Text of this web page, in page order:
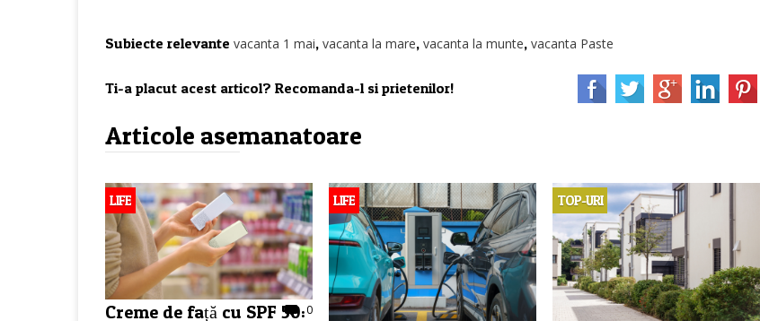
Subiecte relevante vacanta 1 mai, vacanta la mare, vacanta la munte, vacanta Paste
Ti-a placut acest articol? Recomanda-l si prietenilor!
Articole asemanatoare
LIFE
0
Creme de față cu SPF 50:
LIFE TOP-URI